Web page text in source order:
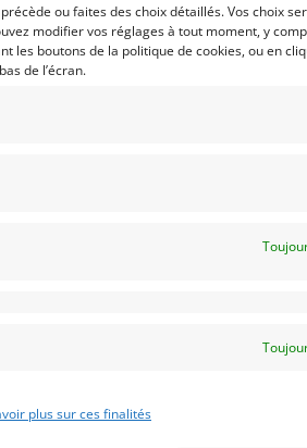
ou faites des choix détaillés. Vos choix
modifier vos réglages à tout moment, y
les boutons de la politique de cookies, ou en
de l’écran.
plus sur ces finalités
11 mars 2026
4 065